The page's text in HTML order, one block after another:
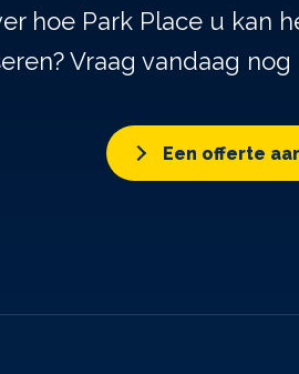
hoe Park Place u kan
Vraag vandaag
Een offerte